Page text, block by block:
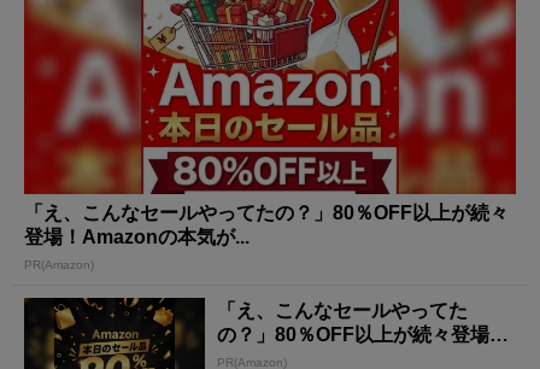
「え、こんなセールやってたの？」80％OFF以上が続々
登場！Amazonの本気が...
PR(Amazon)
「え、こんなセールやってた
の？」80％OFF以上が続々登場！
Amazonの本気が...
PR(Amazon)